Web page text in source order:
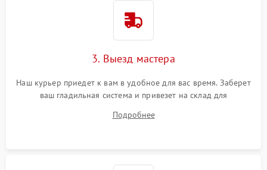
3. Выезд мастера
Наш курьер приедет к вам в удобное для вас время. Заберет
ваш гладильная система и привезет на склад для
Подробнее